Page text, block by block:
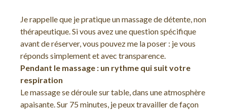
Je rappelle que je pratique un massage de détente, non
thérapeutique. Si vous avez une question spécifique
avant de réserver, vous pouvez me la poser : je vous
réponds simplement et avec transparence.
Pendant le massage : un rythme qui suit votre
respiration
Le massage se déroule sur table, dans une atmosphère
apaisante. Sur 75 minutes, je peux travailler de façon